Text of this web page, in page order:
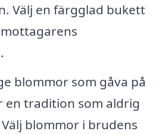
Välj en färgglad bukett
blommor som gåva på
en tradition som aldrig
blommor i brudens